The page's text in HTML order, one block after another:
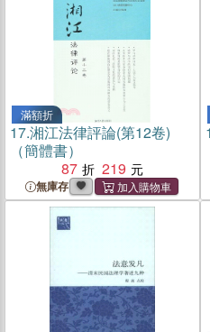
滿額折
17.湘江法律評論(第12卷)
（簡體書）
87
219
無庫存